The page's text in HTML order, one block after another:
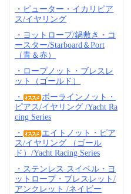
・ピューター・イカリピア
ス/イヤリング
・ヨットロープ/鍋敷き・コ
ースター/Starboard＆Port
（青＆赤）
・ロープノット・ブレスレ
ット（ゴールド）
・
ボーラインノット・
ピアス/イヤリング /Yacht Ra
cing Series
・
エイトノット・ピア
ス/イヤリング （ゴール
ド）/Yacht Racing Series
・ステンレス スイベル・ヨ
ットロープ・ブレスレット/
アンクレット /ネイビー